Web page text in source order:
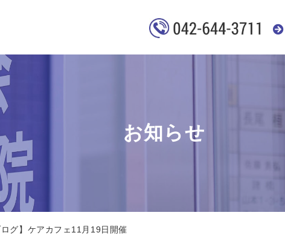
お知らせ
ログ】ケアカフェ11月19日開催